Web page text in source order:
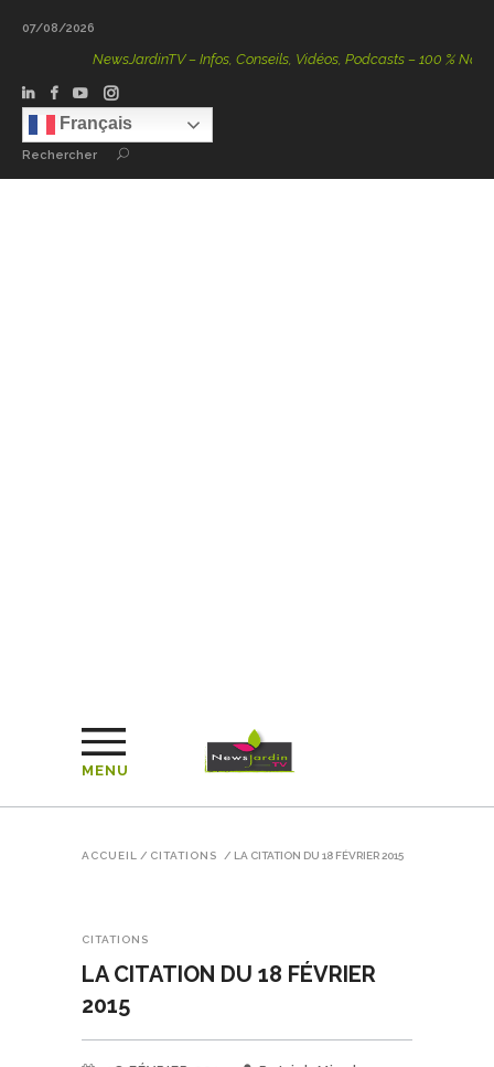
07/08/2026
NewsJardinTV – Infos, Conseils, Vidéos, Podcasts – 100 % Nature
Français
Rechercher
MENU
ACCUEIL / CITATIONS / LA CITATION DU 18 FÉVRIER 2015
CITATIONS
LA CITATION DU 18 FÉVRIER
2015